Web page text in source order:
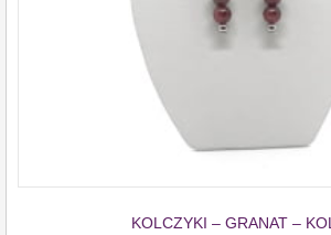
KOLCZYKI – GRANAT –